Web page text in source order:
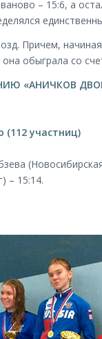
– 15:6, а
Причем,
обыграла со
«АНИЧКОВ
участниц)
– 15:14.